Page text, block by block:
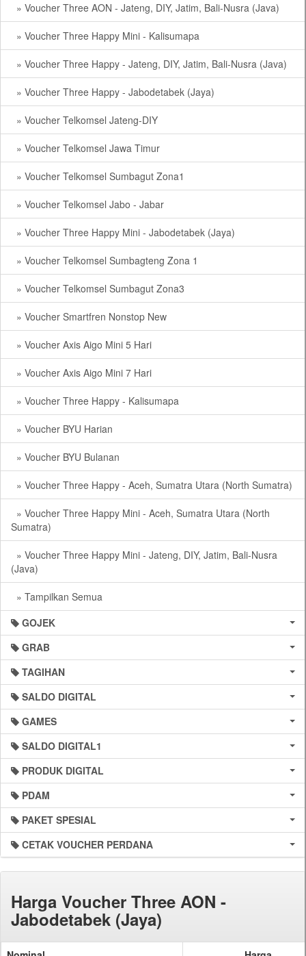
» Voucher Three AON - Jateng, DIY, Jatim, Bali-Nusra (Java)
» Voucher Three Happy Mini - Kalisumapa
» Voucher Three Happy - Jateng, DIY, Jatim, Bali-Nusra (Java)
» Voucher Three Happy - Jabodetabek (Jaya)
» Voucher Telkomsel Jateng-DIY
» Voucher Telkomsel Jawa Timur
» Voucher Telkomsel Sumbagut Zona1
» Voucher Telkomsel Jabo - Jabar
» Voucher Three Happy Mini - Jabodetabek (Jaya)
» Voucher Telkomsel Sumbagteng Zona 1
» Voucher Telkomsel Sumbagut Zona3
» Voucher Smartfren Nonstop New
» Voucher Axis Aigo Mini 5 Hari
» Voucher Axis Aigo Mini 7 Hari
» Voucher Three Happy - Kalisumapa
» Voucher BYU Harian
» Voucher BYU Bulanan
» Voucher Three Happy - Aceh, Sumatra Utara (North Sumatra)
» Voucher Three Happy Mini - Aceh, Sumatra Utara (North
Sumatra)
» Voucher Three Happy Mini - Jateng, DIY, Jatim, Bali-Nusra
(Java)
» Tampilkan Semua
GOJEK
GRAB
TAGIHAN
SALDO DIGITAL
GAMES
SALDO DIGITAL1
PRODUK DIGITAL
PDAM
PAKET SPESIAL
CETAK VOUCHER PERDANA
Harga Voucher Three AON -
Jabodetabek (Jaya)